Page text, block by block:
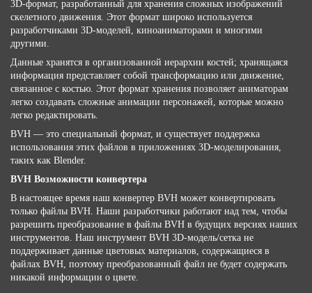
3D-формат, разработанный для хранения сложных изображений
скелетного движения. Этот формат широко используется
разработчиками 3D-моделей, киноаниматорами и многими
другими.
Данные хранятся в организованной иерархии костей; хранящаяся
информация представляет собой трансформацию или движение,
связанное с костью. Этот формат хранения позволяет аниматорам
легко создавать сложные анимации персонажей, которые можно
легко редактировать.
BVH — это специальный формат, и существует поддержка
использования этих файлов в приложениях 3D-моделирования,
таких как Blender.
BVH Возможности конвертера
В настоящее время наш конвертер BVH может конвертировать
только файлы BVH. Наши разработчики работают над тем, чтобы
разрешить преобразование в файлы BVH в будущих версиях наших
инструментов. Наш инструмент BVH 3D-модель/сетка не
поддерживает данные цветовых материалов, содержащиеся в
файлах BVH, поэтому преобразованный файл не будет содержать
никакой информации о цвете.